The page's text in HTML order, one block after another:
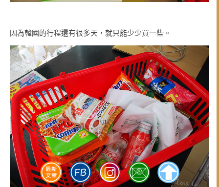
因為韓國的行程還有很多天，就只能少少買一些。